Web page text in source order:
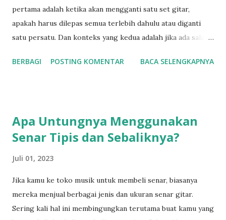
pertama adalah ketika akan mengganti satu set gitar,
apakah harus dilepas semua terlebih dahulu atau diganti
satu persatu. Dan konteks yang kedua adalah jika ada salah
menggantinya dengan senar yang putus tadi atau
pertama kali mengganti senar satu set. Apakah senar harus
saya lepas semua, lalu memasangnya semuanya. Atau
semar yang baru? Buat kamu saja yang mengalami
kebingungan sama seperti saya dulu, pada dasarnya semua
cara tadi diperbolehkan. Setidaknya dari pengalaman saya,.
Saya mencoba dua cara tadi dan kedua menurut saya cukup
BERBAGI POSTING KOMENTAR BACA SELENGKAPNYA
Apa Untungnya Menggunakan
Senar Tipis dan Sebaliknya?
Juli 01, 2023
Jika kamu ke toko musik untuk membeli senar, biasanya
mereka menjual berbagai jenis dan ukuran senar gitar.
Sering kali hal ini membingungkan terutama buat kamu yang